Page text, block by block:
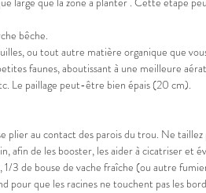
bêche.
ou tout autre matière organique que
faunes, aboutissant à une meilleure
Le paillage peut-être bien épais (20 cm).
au contact des parois du trou. Ne taillez
afin de les booster, les aider à cicatriser et
de bouse de vache fraîche (ou autre
que les racines ne touchent pas les